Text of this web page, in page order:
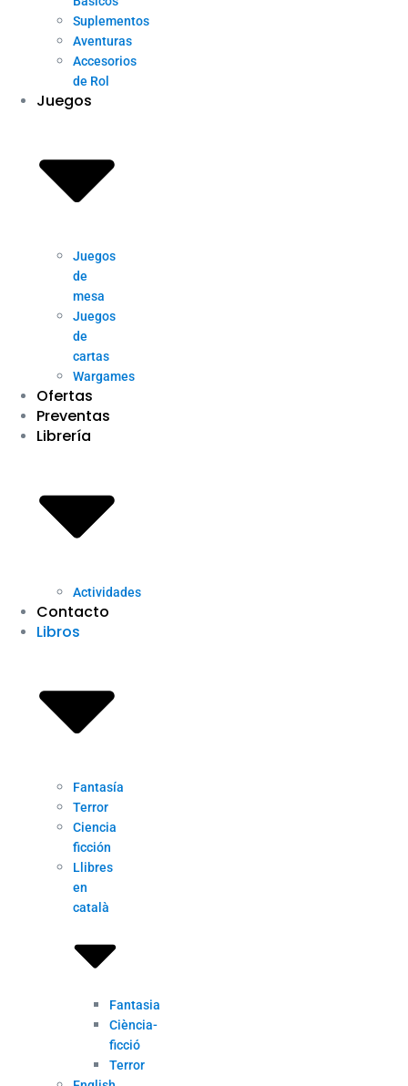
Suplementos
Aventuras
Accesorios
de Rol
Juegos
Juegos
de
mesa
Juegos
de
cartas
Wargames
Ofertas
Preventas
Librería
Actividades
Contacto
Libros
Fantasía
Terror
Ciencia
ficción
Llibres
en
català
Fantasia
Ciència-
ficció
Terror